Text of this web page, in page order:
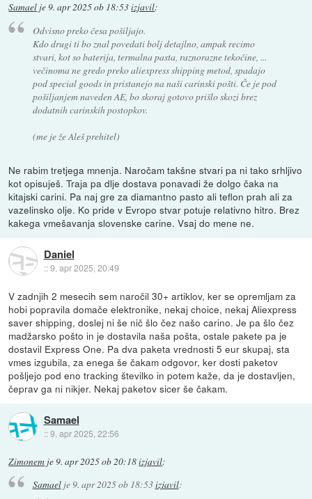
Samael je9. apr 2025 ob 18:53izjavil:
Odvisno preko česa pošiljajo.
Kdo drugi ti bo znal povedati bolj detajlno, ampak recimo
stvari, kot so baterija, termalna pasta, raznorazne tekočine, ...
večinoma ne gredo preko aliexpress shipping metod, spadajo
pod special goods in pristanejo na naši carinski pošti. Če je pod
pošiljanjem naveden AE, bo skoraj gotovo prišlo skozi brez
dodatnih carinskih postopkov.
(me je že Aleš prehitel)
Ne rabim tretjega mnenja. Naročam takšne stvari pa ni tako srhljivo
kot opisuješ. Traja pa dlje dostava ponavadi že dolgo čaka na
kitajski carini. Pa naj gre za diamantno pasto ali teflon prah ali za
vazelinsko olje. Ko pride v Evropo stvar potuje relativno hitro. Brez
kakega vmešavanja slovenske carine. Vsaj do mene ne.
Daniel
::9. apr 2025, 20:49
V zadnjih 2 mesecih sem naročil 30+ artiklov, ker se opremljam za
hobi popravila domače elektronike, nekaj choice, nekaj Aliexpress
saver shipping, doslej ni še nič šlo čez našo carino. Je pa šlo čez
madžarsko pošto in je dostavila naša pošta, ostale pakete pa je
dostavil Express One. Pa dva paketa vrednosti 5 eur skupaj, sta
vmes izgubila, za enega še čakam odgovor, ker dosti paketov
pošljejo pod eno tracking številko in potem kaže, da je dostavljen,
čeprav ga ni nikjer. Nekaj paketov sicer še čakam.
Samael
::9. apr 2025, 22:56
Zimonem je9. apr 2025 ob 20:18izjavil:
Samaelje9. apr 2025 ob 18:53izjavil: